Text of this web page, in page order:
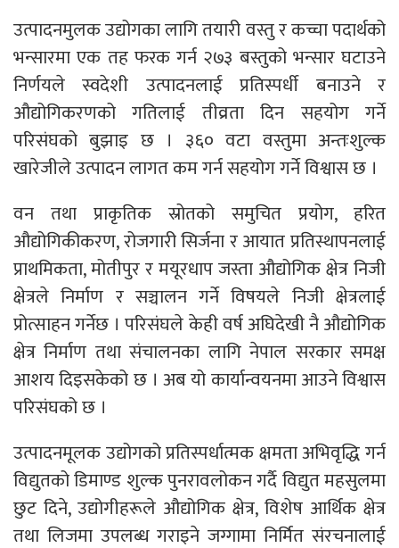
उत्पादनमुलक उद्योगका लागि तयारी वस्तु र कच्चा पदार्थको
भन्सारमा एक तह फरक गर्न २७३ बस्तुको भन्सार घटाउने
निर्णयले स्वदेशी उत्पादनलाई प्रतिस्पर्धी बनाउने र
औद्योगिकरणको गतिलाई तीव्रता दिन सहयोग गर्ने
परिसंघको बुझाइ छ । ३६० वटा वस्तुमा अन्तःशुल्क
खारेजीले उत्पादन लागत कम गर्न सहयोग गर्ने विश्वास छ ।
वन तथा प्राकृतिक स्रोतको समुचित प्रयोग, हरित
औद्योगिकीकरण, रोजगारी सिर्जना र आयात प्रतिस्थापनलाई
प्राथमिकता, मोतीपुर र मयूरधाप जस्ता औद्योगिक क्षेत्र निजी
क्षेत्रले निर्माण र सञ्चालन गर्ने विषयले निजी क्षेत्रलाई
प्रोत्साहन गर्नेछ । परिसंघले केही वर्ष अघिदेखी नै औद्योगिक
क्षेत्र निर्माण तथा संचालनका लागि नेपाल सरकार समक्ष
आशय दिइसकेको छ । अब यो कार्यान्वयनमा आउने विश्वास
परिसंघको छ ।
उत्पादनमूलक उद्योगको प्रतिस्पर्धात्मक क्षमता अभिवृद्धि गर्न
विद्युतको डिमाण्ड शुल्क पुनरावलोकन गर्दै विद्युत महसुलमा
छुट दिने, उद्योगीहरूले औद्योगिक क्षेत्र, विशेष आर्थिक क्षेत्र
तथा लिजमा उपलब्ध गराइने जग्गामा निर्मित संरचनालाई